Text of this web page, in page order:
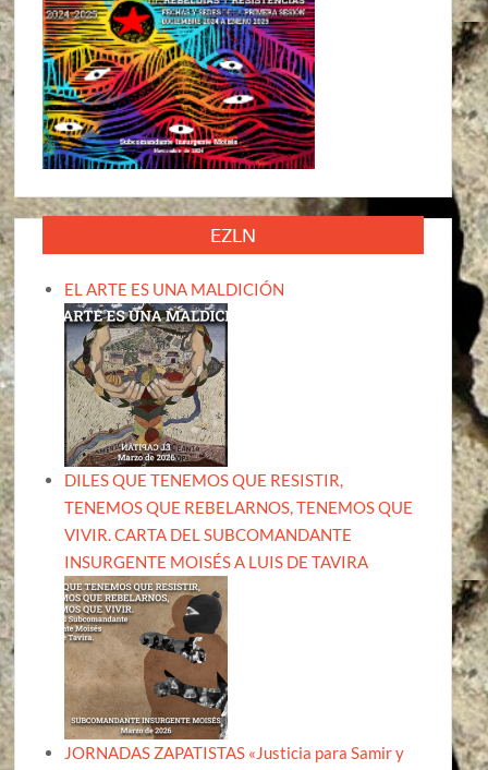
EZLN
EL ARTE ES UNA MALDICIÓN
DILES QUE TENEMOS QUE RESISTIR,
TENEMOS QUE REBELARNOS, TENEMOS QUE
VIVIR. CARTA DEL SUBCOMANDANTE
INSURGENTE MOISÉS A LUIS DE TAVIRA
JORNADAS ZAPATISTAS «Justicia para Samir y